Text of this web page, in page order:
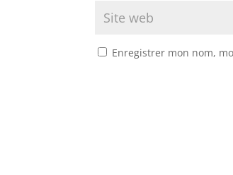
Enregistrer mon nom,